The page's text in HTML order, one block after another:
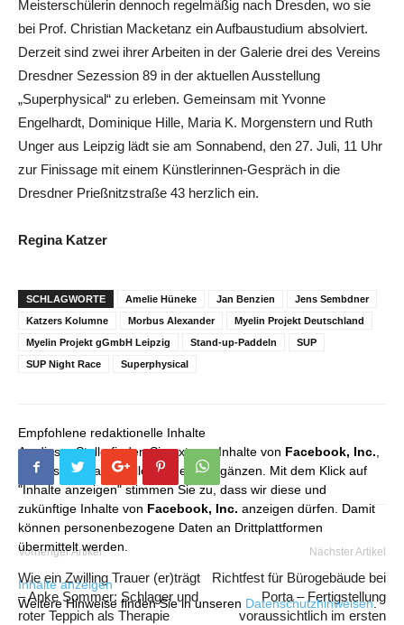
Meisterschülerin dennoch regelmäßig nach Dresden, wo sie
bei Prof. Christian Macketanz ein Aufbaustudium absolviert.
Derzeit sind zwei ihrer Arbeiten in der Galerie drei des Vereins
Dresdner Sezession 89 in der aktuellen Ausstellung
„Superphysical“ zu erleben. Gemeinsam mit Yvonne
Engelhardt, Dominique Hille, Maria K. Morgenstern und Ruth
Unger aus Leipzig lädt sie am Sonnabend, den 27. Juli, 11 Uhr
zur Finissage mit einem Künstlerinnen-Gespräch in die
Dresdner Prießnitzstraße 43 herzlich ein.
Regina Katzer
SCHLAGWORTE Amelie Hüneke Jan Benzien
Jens Sembdner
Katzers Kolumne
Morbus Alexander
Myelin Projekt Deutschland
Myelin Projekt gGmbH Leipzig
Stand-up-Paddeln
SUP
SUP Night Race
Superphysical
Empfohlene redaktionelle Inhalte
An dieser Stelle finden Sie externe Inhalte von Facebook, Inc.,
die unser redaktionelles Angebot ergänzen. Mit dem Klick auf
"Inhalte anzeigen" stimmen Sie zu, dass wir diese und
zukünftige Inhalte von Facebook, Inc. anzeigen dürfen. Damit
können personenbezogene Daten an Drittplattformen
übermittelt werden.
Inhalte anzeigen
Weitere Hinweise finden Sie in unseren Datenschutzhinweisen.
Vorheriger Artikel
Wie ein Zwilling Trauer (er)trägt
– Anke Sommer: Schlager und
roter Teppich als Therapie
Nächster Artikel
Richtfest für Bürogebäude bei
Porta – Fertigstellung
voraussichtlich im ersten